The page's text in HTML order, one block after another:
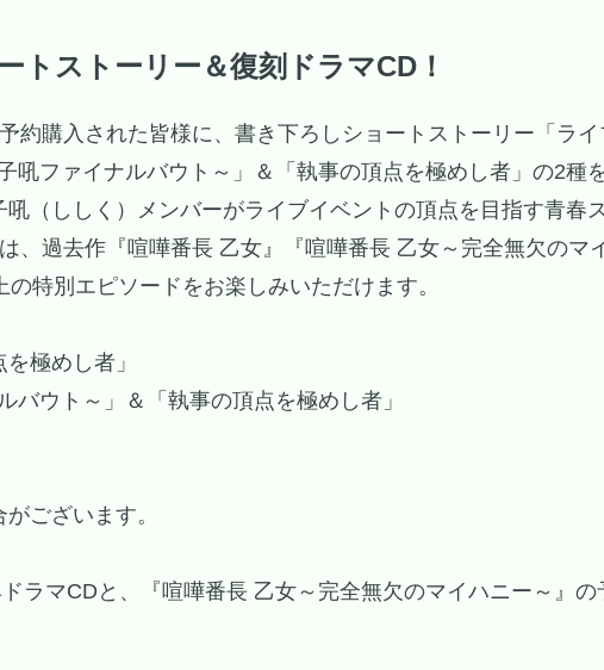
トストーリー＆復刻ドラマCD！
約購入された皆様に、書き下ろしショートストーリー「ラ
吼ファイナルバウト～」＆「執事の頂点を極めし者」の2種
（ししく）メンバーがライブイベントの頂点を目指す青春
過去作『喧嘩番長 乙女』『喧嘩番長 乙女～完全無欠のマ
特別エピソードをお楽しみいただけます。
極めし者」
バウト～」＆「執事の頂点を極めし者」
ございます。
ラマCDと、『喧嘩番長 乙女～完全無欠のマイハニー～』の